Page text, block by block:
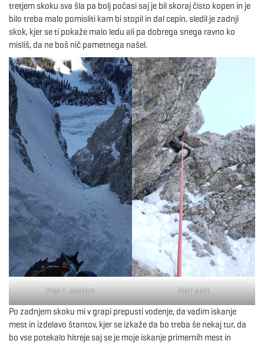
t
i
o
n
tretjem skoku sva šla pa bolj počasi saj je bil skoraj čisto kopen in je
bilo treba malo pomisliti kam bi stopil in dal cepin, sledil je zadnji
skok, kjer se ti pokaže malo ledu ali pa dobrega snega ravno ko
misliš, da ne boš nič pametnega našel.
Pred 4. skokom Tretji skok
Po zadnjem skoku mi v grapi prepusti vodenje, da vadim iskanje
mest in izdelavo štantov, kjer se izkaže da bo treba še nekaj tur, da
bo vse potekalo hitreje saj se je moje iskanje primernih mest in